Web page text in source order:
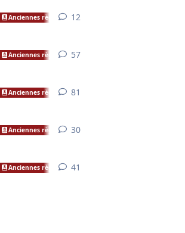
Anciennes règles 12
Anciennes règles 57
Anciennes règles 81
Anciennes règles 30
Anciennes règles 41